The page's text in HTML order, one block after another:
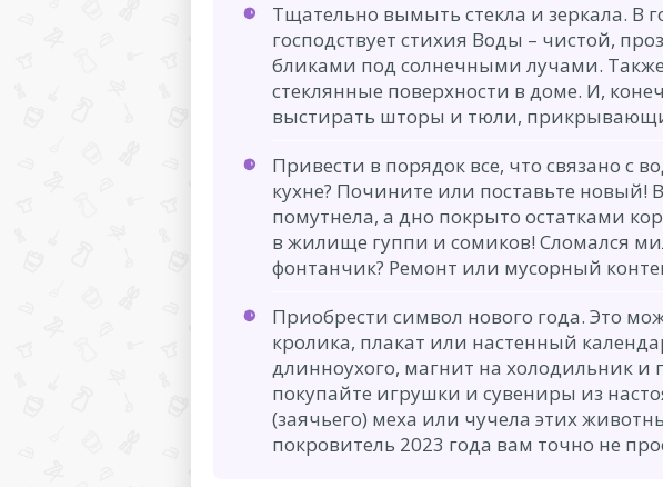
Тщательно вымыть стекла и зеркала. В
господствует стихия Воды – чистой,
бликами под солнечными лучами.
стеклянные поверхности в доме. И,
выстирать шторы и тюли,
Привести в порядок все, что связано с
кухне? Почините или поставьте новый!
помутнела, а дно покрыто остатками
в жилище гуппи и сомиков! Сломался
фонтанчик? Ремонт или мусорный
Приобрести символ нового года. Это
кролика, плакат или настенный
длинноухого, магнит на холодильник и
покупайте игрушки и сувениры из
(заячьего) меха или чучела этих
покровитель 2023 года вам точно не